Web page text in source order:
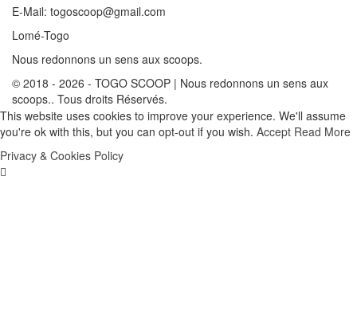
E-Mail: togoscoop@gmail.com
Lomé-Togo
Nous redonnons un sens aux scoops.
© 2018 - 2026 - TOGO SCOOP | Nous redonnons un sens aux
scoops.. Tous droits Réservés.
This website uses cookies to improve your experience. We'll assume
you're ok with this, but you can opt-out if you wish. Accept Read More
Privacy & Cookies Policy